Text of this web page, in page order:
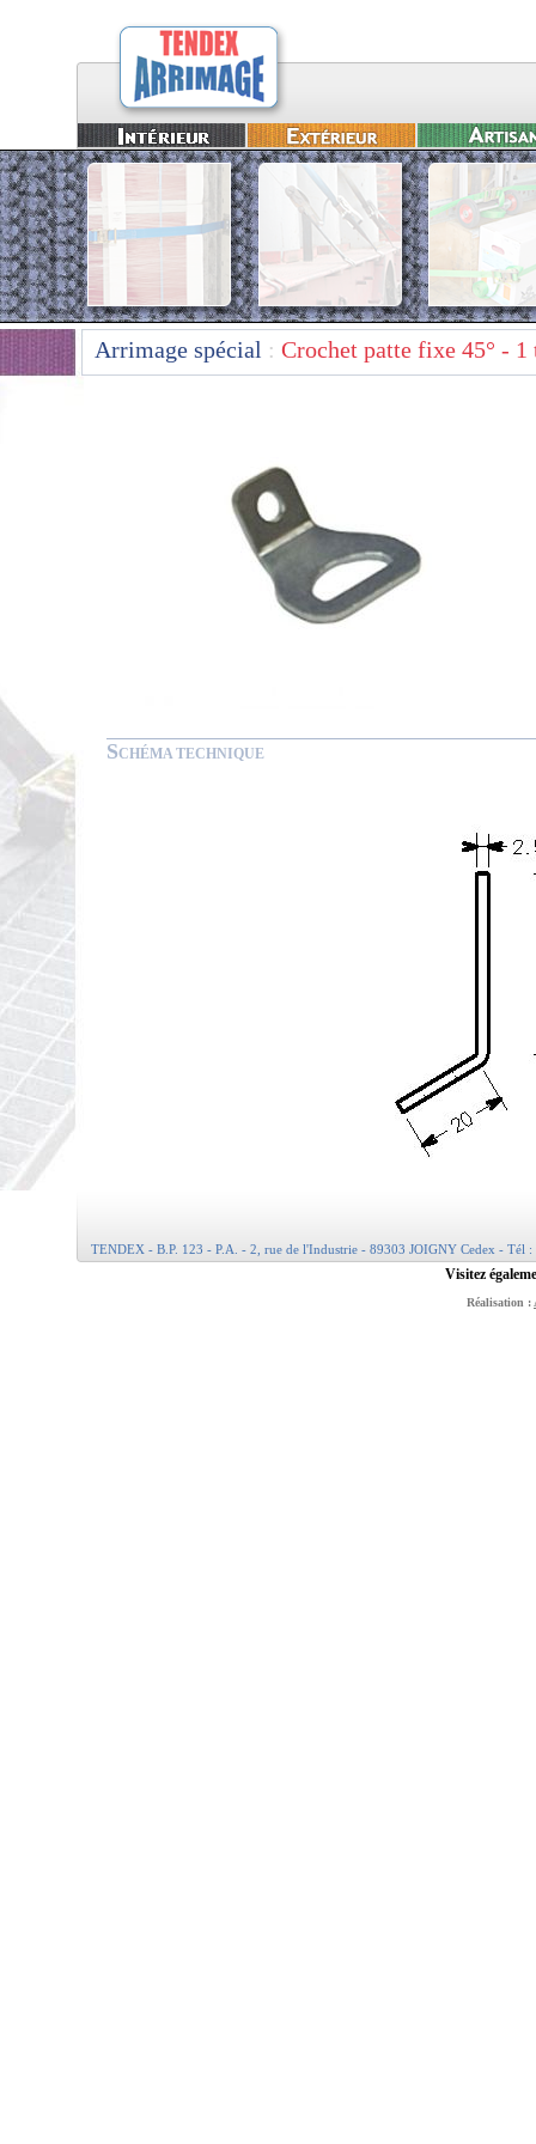
Arrimage spécial : Crochet patte fixe 45° - 1
SCHÉMA TECHNIQUE
TENDEX - B.P. 123 - P.A. - 2, rue de l'Industrie - 89303 JOIGNY Cedex - Tél
Visitez
Réalisation :